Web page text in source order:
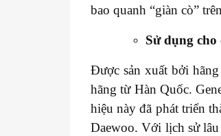
bao quanh “giàn cò”
Sử dụng cho
Được sản xuất bởi
hãng từ Hàn Quốc.
hiệu này đã phát triển
Daewoo. Với lịch sử